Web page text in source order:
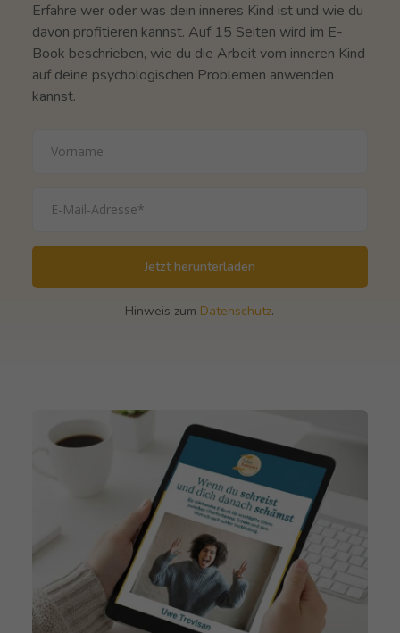
Erfahre wer oder was dein inneres Kind ist und wie du
davon profitieren kannst. Auf 15 Seiten wird im E-
Book beschrieben, wie du die Arbeit vom inneren Kind
auf deine psychologischen Problemen anwenden
kannst.
Jetzt herunterladen
Hinweis zum Datenschutz.